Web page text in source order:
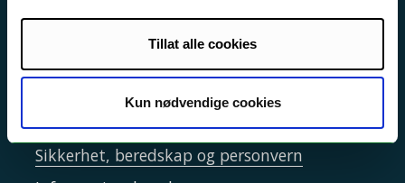
Tillat alle cookies
Kun nødvendige cookies
Akutt hjelp
Personvern ved UiT
Sikkerhet, beredskap og personvern